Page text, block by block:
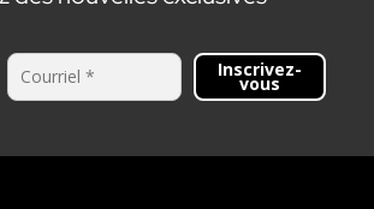
Inscrivez-
vous